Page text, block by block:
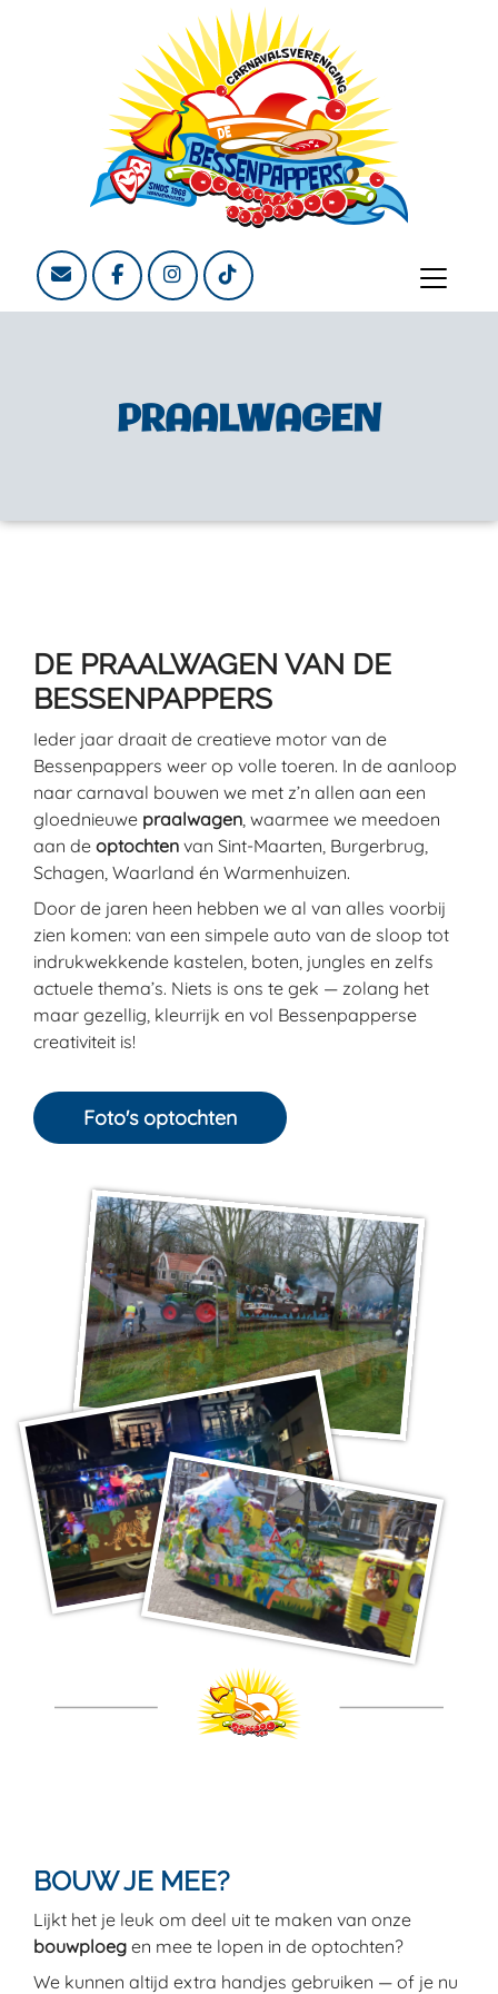
PRAALWAGEN
DE PRAALWAGEN VAN DE
BESSENPAPPERS
Ieder jaar draait de creatieve motor van de
Bessenpappers weer op volle toeren. In de aanloop
naar carnaval bouwen we met z’n allen aan een
gloednieuwe praalwagen , waarmee we meedoen
aan de optochten van Sint-Maarten, Burgerbrug,
Schagen, Waarland én Warmenhuizen.
Door de jaren heen hebben we al van alles voorbij
zien komen: van een simpele auto van de sloop tot
indrukwekkende kastelen, boten, jungles en zelfs
actuele thema’s. Niets is ons te gek — zolang het
maar gezellig, kleurrijk en vol Bessenpapperse
creativiteit is!
Foto's optochten
BOUW JE MEE?
Lijkt het je leuk om deel uit te maken van onze
bouwploeg en mee te lopen in de optochten?
We kunnen altijd extra handjes gebruiken — of je nu